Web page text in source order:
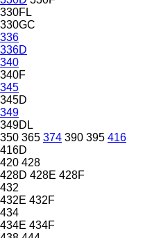
330FL
330GC
336
336D
340
340F
345
345D
349
349DL
350 365 374 390 395 416
416D
420 428
428D 428E 428F
432
432E 432F
434
434E 434F